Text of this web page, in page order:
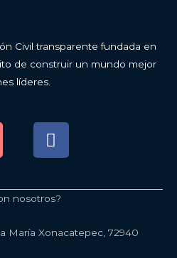
Civil transparente fundada en
de construir un mundo mejor
líderes.
F
a
e
b
o
nosotros?
María Xonacatepec, 72940